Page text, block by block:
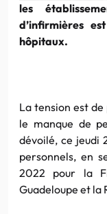
les
d’infirmières
hôpitaux.
La tension est
le manque de
dévoilé, ce jeudi
personnels, en
2022 pour la
Guadeloupe et la